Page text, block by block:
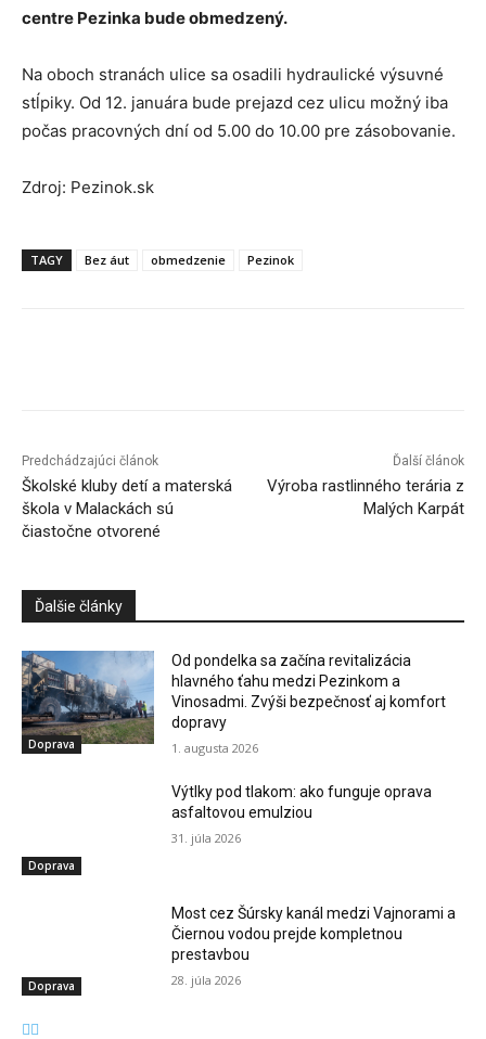
centre Pezinka bude obmedzený.
Na oboch stranách ulice sa osadili hydraulické výsuvné
stĺpiky. Od 12. januára bude prejazd cez ulicu možný iba
počas pracovných dní od 5.00 do 10.00 pre zásobovanie.
Zdroj: Pezinok.sk
TAGY Bez áut obmedzenie Pezinok
Predchádzajúci článok
Školské kluby detí a materská
škola v Malackách sú
čiastočne otvorené
Ďalší článok
Výroba rastlinného terária z
Malých Karpát
Ďalšie články
Doprava
Od pondelka sa začína revitalizácia
hlavného ťahu medzi Pezinkom a
Vinosadmi. Zvýši bezpečnosť aj komfort
dopravy
1. augusta 2026
Doprava
Výtlky pod tlakom: ako funguje oprava
asfaltovou emulziou
31. júla 2026
Doprava
Most cez Šúrsky kanál medzi Vajnorami a
Čiernou vodou prejde kompletnou
prestavbou
28. júla 2026